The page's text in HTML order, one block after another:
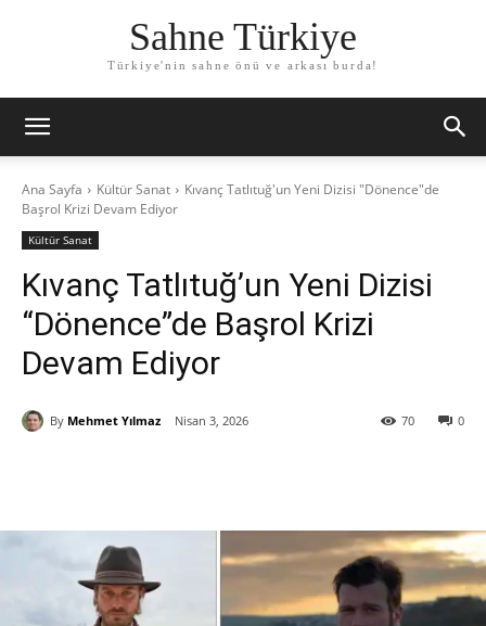
Sahne Türkiye
Türkiye'nin sahne önü ve arkası burda!
Ana Sayfa Kültür Sanat
Kıvanç Tatlıtuğ'un Yeni Dizisi "Dönence"de
Başrol Krizi Devam Ediyor
Kültür Sanat
Kıvanç Tatlıtuğ’un Yeni Dizisi
“Dönence”de Başrol Krizi
Devam Ediyor
By Mehmet Yılmaz Nisan 3, 2026 0
70